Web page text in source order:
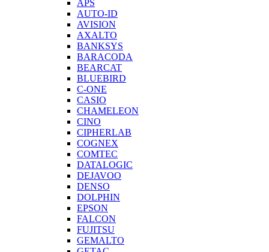
APS
AUTO-ID
AVISION
AXALTO
BANKSYS
BARACODA
BEARCAT
BLUEBIRD
C-ONE
CASIO
CHAMELEON
CINO
CIPHERLAB
COGNEX
COMTEC
DATALOGIC
DEJAVOO
DENSO
DOLPHIN
EPSON
FALCON
FUJITSU
GEMALTO